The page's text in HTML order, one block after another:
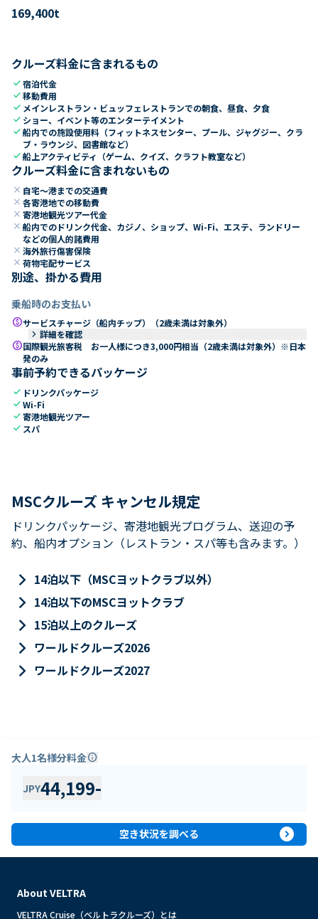
169,400t
クルーズ料金に含まれるもの
check宿泊代金
check移動費用
check メインレストラン・ビュッフェレストランでの朝食、昼食、夕食
check ショー、イベント等のエンターテイメント
check船内での施設使用料（フィットネスセンター、プール、ジャグジー、クラ
ブ・ラウンジ、図書館など）
check船上アクティビティ（ゲーム、クイズ、クラフト教室など）
クルーズ料金に含まれないもの
close 自宅～港までの交通費
close 各寄港地での移動費
close 寄港地観光ツアー代金
close 船内でのドリンク代金、カジノ、ショップ、Wi-Fi、エステ、ランドリー
などの個人的諸費用
close 海外旅行傷害保険
close 荷物宅配サービス
別途、掛かる費用
乗船時のお支払い
paidサービスチャージ（船内チップ）（2歳未満は対象外）
keyboard_arrow_right 詳細を確認
paid国際観光旅客税 お一人様につき3,000円相当（2歳未満は対象外）※日本
発のみ
事前予約できるパッケージ
check ドリンクパッケージ
checkWi-Fi
check寄港地観光ツアー
check スパ
MSCクルーズ キャンセル規定
ドリンクパッケージ、寄港地観光プログラム、送迎の予
約、船内オプション（レストラン・スパ等も含みます。）
keyboard_arrow_right 14泊以下（MSCヨットクラブ以外）
keyboard_arrow_right 14泊以下のMSCヨットクラブ
keyboard_arrow_right 15泊以上のクルーズ
keyboard_arrow_right ワールドクルーズ2026
keyboard_arrow_right ワールドクルーズ2027
大人1名様分料金info
JPY44,199-
空き状況を調べる expand_circle_right
About VELTRA
VELTRA Cruise（ベルトラクルーズ）とは